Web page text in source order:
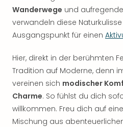
Wanderwege und
verwandeln diese
Ausgangspunkt für einen
Hier, direkt in der berühmten
Tradition auf Moderne, denn
vereinen sich modischer
Charme. So fühlst du dich
willkommen. Freu dich auf
Mischung aus